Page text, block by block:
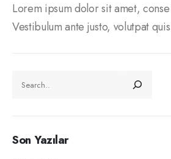
Lorem ipsum dolor sit amet,
Vestibulum ante justo, volutpat
Son Yazılar